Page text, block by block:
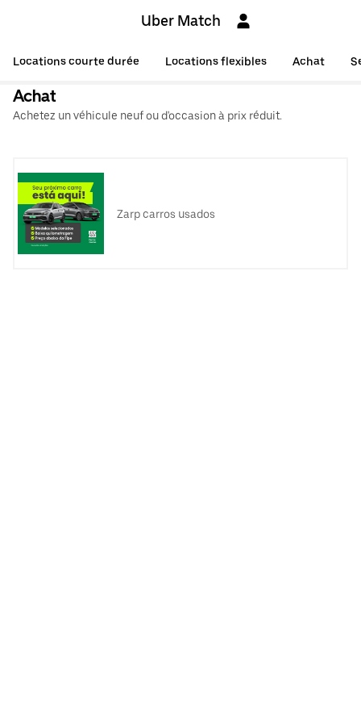
Uber Match
Locations courte durée Locations flexibles Achat
Achat
Achetez un véhicule neuf ou d'occasion à prix réduit.
Zarp carros usados